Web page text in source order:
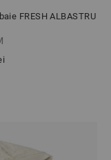
FRESH ALBASTRU